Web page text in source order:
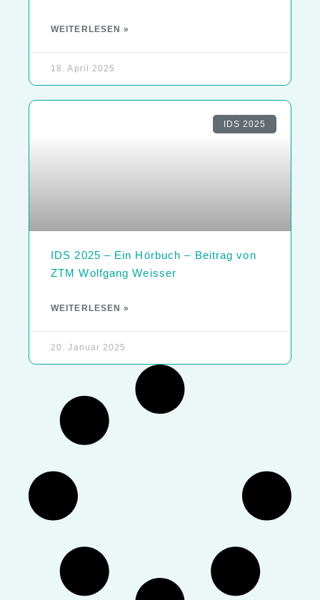
WEITERLESEN »
18. April 2025
IDS 2025
IDS 2025 – Ein Hörbuch – Beitrag von
ZTM Wolfgang Weisser
WEITERLESEN »
20. Januar 2025